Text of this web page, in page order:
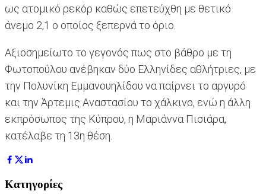
ως ατομικό ρεκόρ καθώς επετεύχθη με θετικό
άνεμο 2,1 ο οποίος ξεπερνά το όριο.
Αξιοσημείωτο το γεγονός πως στο βάθρο με τη
Φωτοπούλου ανέβηκαν δύο Ελληνίδες αθλήτριες, με
την Πολυνίκη Εμμανουηλίδου να παίρνει το αργυρό
και την Άρτεμις Αναστασίου το χάλκινο, ενώ η άλλη
εκπρόσωπος της Κύπρου, η Μαριάννα Πισιάρα,
κατέλαβε τη 13η θέση.
Κατηγορίες